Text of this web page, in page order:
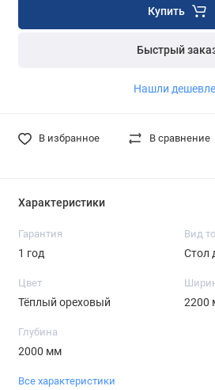
Купить
Быстрый
Нашли
В избранное В сравнение
Характеристики
Гарантия
1 год
Вид
Стол
Цвет
Тёплый ореховый 2200
Глубина
2000 мм
Все характеристики